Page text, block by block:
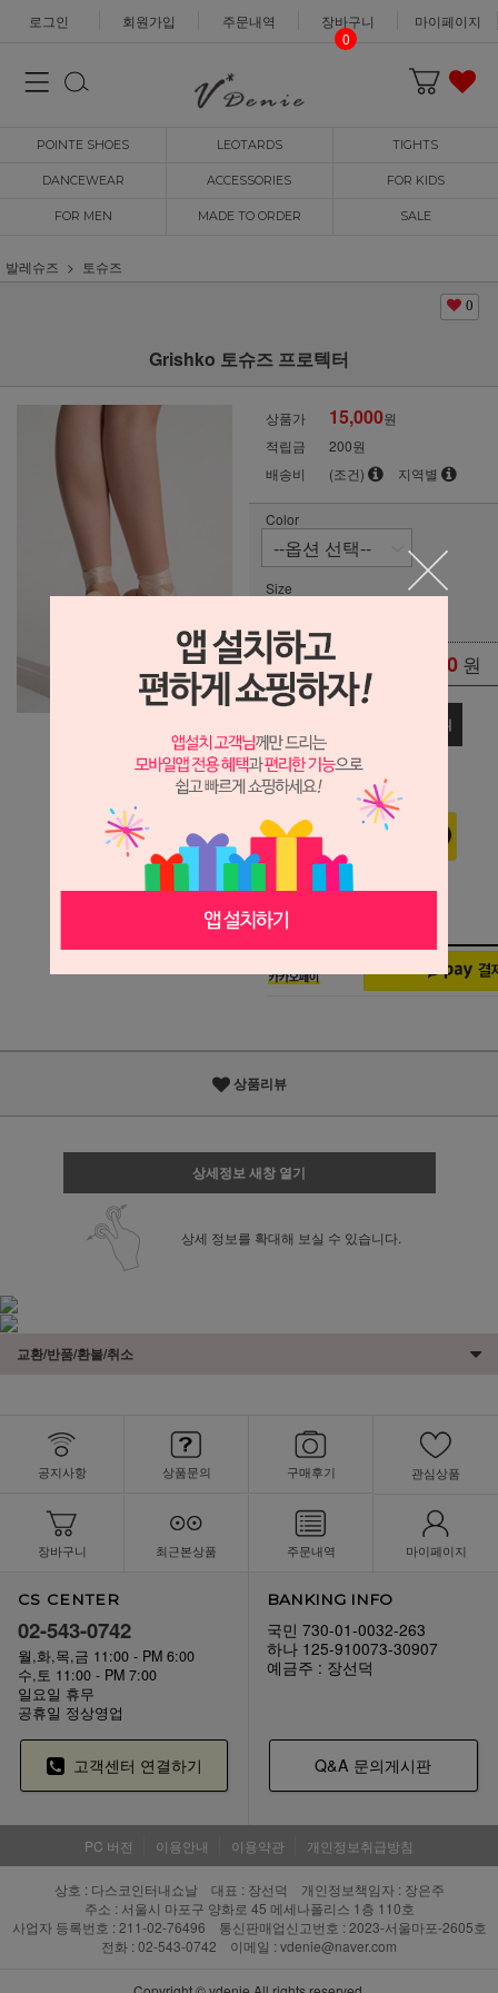
로그인 회원가입 주문내역
장바구니
0
마이페이지
POINTE SHOES LEOTARDS TIGHTS
DANCEWEAR ACCESSORIES FOR KIDS
FOR MEN MADE TO ORDER SALE
발레슈즈 토슈즈
0
Grishko 토슈즈 프로텍터
상품가 15,000원
적립금
200원
배송비
(조건) 지역별
Color
Size
총 상품 금액 0 원
장바구니
구매하기
상품리뷰
상세정보 새창 열기
상세 정보를 확대해 보실 수 있습니다.
교환/반품/환불/취소
공지사항 상품문의 구매후기 관심상품
장바구니 최근본상품 주문내역 마이페이지
CS CENTER
02-543-0742
월,화,목,금 11:00 - PM 6:00
수,토 11:00 - PM 7:00
일요일 휴무
공휴일 정상영업
BANKING INFO
국민 730-01-0032-263
하나 125-910073-30907
예금주 : 장선덕
고객센터 연결하기 Q&A 문의게시판
PC 버전 이용안내 이용약관 개인정보취급방침
상호 : 다스코인터내쇼날 대표 : 장선덕 개인정보책임자 : 장은주
주소 : 서울시 마포구 양화로 45 메세나폴리스 1층 110호
사업자 등록번호 : 211-02-76496 통신판매업신고번호 : 2023-서울마포-2605호
전화 : 02-543-0742 이메일 : vdenie@naver.com